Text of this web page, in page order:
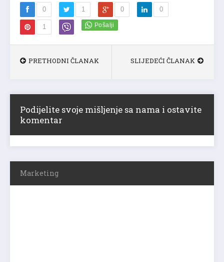
0 1 0 0
1
PRETHODNI ČLANAK SLIJEDEĆI ČLANAK
Podijelite svoje mišljenje sa nama i ostavite
komentar
Marketing